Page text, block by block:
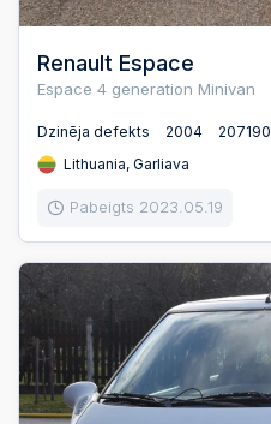
Renault Espace
Espace 4 generation Minivan
Dzinēja defekts 2004
Lithuania, Garliava
Pabeigts 2023.05.19